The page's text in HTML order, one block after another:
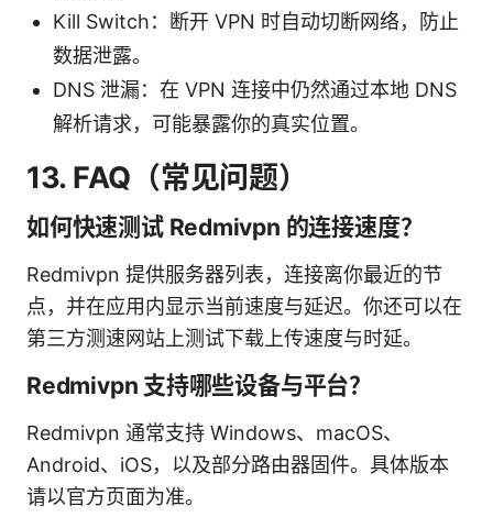
Kill Switch：断开 VPN 时自动切断网络，防止
数据泄露。
DNS 泄漏：在 VPN 连接中仍然通过本地 DNS
解析请求，可能暴露你的真实位置。
13. FAQ（常见问题）
如何快速测试 Redmivpn 的连接速度？
Redmivpn 提供服务器列表，连接离你最近的节
点，并在应用内显示当前速度与延迟。你还可以在
第三方测速网站上测试下载上传速度与时延。
Redmivpn 支持哪些设备与平台？
Redmivpn 通常支持 Windows、macOS、
Android、iOS，以及部分路由器固件。具体版本
请以官方页面为准。